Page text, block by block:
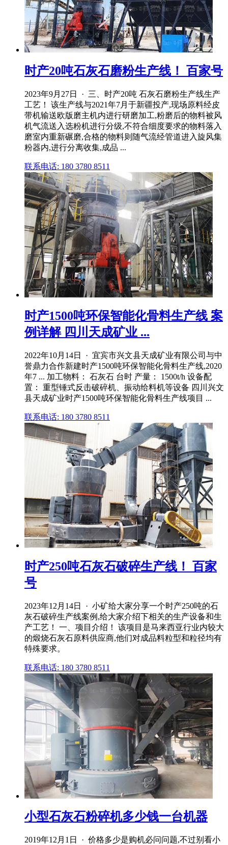
时产20吨石灰石磨粉生产线！ 百家号
2023年9月27日 · 三、时产20吨 石灰石磨粉生产线生产
工艺！ 该生产线与2021年7月于新疆投产,现场原料经皮
带机输送欧版磨主机内进行研磨加工,粉磨后的物料被风
机气流送入选粉机进行分级,不符合细度要求的物料落入
磨室内重新碾磨,合格的物料则随气流经管道进入旋风集
粉器内,进行分离收集,成品 ...
联系电话: 180 3780 8511
时产1500吨环保智能化骨料生产线 案
例详解 四川天成矿业 ...
2022年10月14日 · 宜宾市兴文县天成矿业有限公司与中
誉鼎力合作新建时产1500吨环保智能化骨料生产线,2020
年7 ... 加工物料： 石灰石 台时 产量： 1500t/h 设备配
置： 重型锤式反击破碎机、振动给料机等设备 四川兴文
县天成矿业时产1500吨环保智能化骨料生产线项目 ...
联系电话: 180 3780 8511
时产250吨石灰石破碎生产线！ 百家
号
2023年12月14日 · 小矿给大家分享一个时产250吨的石
灰石破碎生产线案例,给大家介绍下相关的生产设备和生
产工艺！ 一、项目介绍！ 该项目是马来西亚行业内较大
的煅烧石灰石原料供应商,他们对成品料粒型和粒径均有
特殊要求。
联系电话: 180 3780 8511
小型石灰石粉碎机多少钱一台机器
2019年12月1日 · 价格多少是购机必问问题,不过别看小